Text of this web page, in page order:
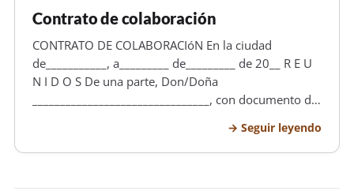
Contrato de colaboración
CONTRATO DE COLABORACIóN En la ciudad
de___________, a_________ de_________ de 20__ R E U
N I D O S De una parte, Don/Doña
________________________________, con documento de
de _____________________ Y de otra, Don/Doña
____________, con documento de identidad
Seguir leyendo